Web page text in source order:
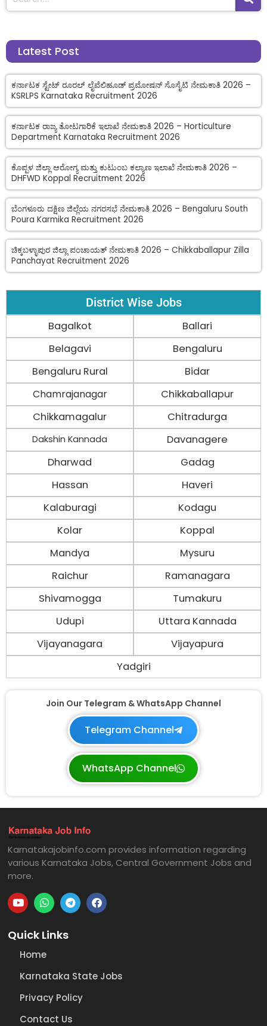
Latest Post
ಕರ್ನಾಟಕ ಸ್ಟೇಟ್ ರೂರಲ್ ಲೈವೆಲಿಹೂಡ್ ಪ್ರಮೋಷನ್ ಸೊಸೈಟಿ ನೇಮಕಾತಿ 2026 –
KSRLPS Karnataka Recruitment 2026
ಕರ್ನಾಟಕ ರಾಜ್ಯ ತೋಟಗಾರಿಕೆ ಇಲಾಖೆ ನೇಮಕಾತಿ 2026 – Horticulture
Department Karnataka Recruitment 2026
ಕೊಪ್ಪಳ ಜಿಲ್ಲಾ ಆರೋಗ್ಯ ಮತ್ತು ಕುಟುಂಬ ಕಲ್ಯಾಣ ಇಲಾಖೆ ನೇಮಕಾತಿ 2026 –
DHFWD Koppal Recruitment 2026
ಬೆಂಗಳೂರು ದಕ್ಷಿಣ ಜಿಲ್ಲೆಯ ನಗರಸಭೆ ನೇಮಕಾತಿ 2026 – Bengaluru South
Poura Karmika Recruitment 2026
ಚಿಕ್ಕಬಳ್ಳಾಪುರ ಜಿಲ್ಲಾ ಪಂಚಾಯತ್ ನೇಮಕಾತಿ 2026 – Chikkaballapur Zilla
Panchayat Recruitment 2026
District Wise Jobs
Bagalkot
Ballari
Belagavi
Bengaluru
Bengaluru Rural
Bidar
Chamrajanagar
Chikkaballapur
Chikkamagalur
Chitradurga
Dakshin Kannada
Davanagere
Dharwad
Gadag
Hassan
Haveri
Kalaburagi
Kodagu
Kolar
Koppal
Mandya
Mysuru
Raichur
Ramanagara
Shivamogga
Tumakuru
Udupi
Uttara Kannada
Vijayanagara
Vijayapura
Yadgiri
Join Our Telegram & WhatsApp Channel
Telegram Channel
WhatsApp Channel
Karnatakajobinfo.com provides information regarding
various Karnataka Jobs, Central Government Jobs and
more.
Quick Links
Home
Karnataka State Jobs
Privacy Policy
Contact Us